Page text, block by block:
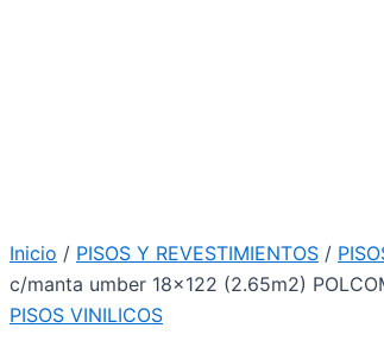
Inicio / PISOS Y REVESTIMIENTOS /
c/manta umber 18×122 (2.65m2)
PISOS VINILICOS